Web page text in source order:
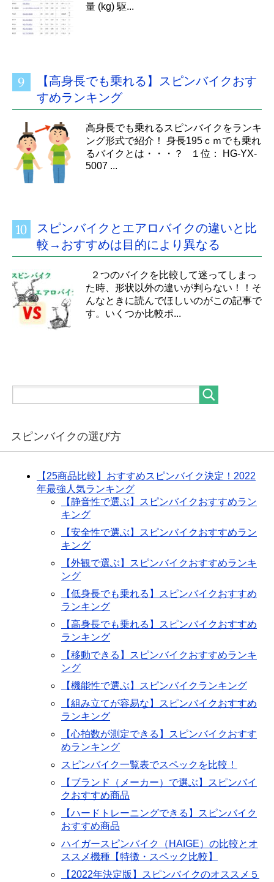
量 (kg) 駆...
【高身長でも乗れる】スピンバイクおす
すめランキング
高身長でも乗れるスピンバイクをランキ
ング形式で紹介！ 身長195ｃｍでも乗れ
るバイクとは・・・？ １位： HG-YX-
5007 ...
スピンバイクとエアロバイクの違いと比
較→おすすめは目的により異なる
２つのバイクを比較して迷ってしまっ
た時、形状以外の違いが判らない！！そ
んなときに読んでほしいのがこの記事で
す。いくつか比較ポ...
スピンバイクの選び方
【25商品比較】おすすめスピンバイク決定！2022
年最強人気ランキング
【静音性で選ぶ】スピンバイクおすすめラン
キング
【安全性で選ぶ】スピンバイクおすすめラン
キング
【外観で選ぶ】スピンバイクおすすめランキ
ング
【低身長でも乗れる】スピンバイクおすすめ
ランキング
【高身長でも乗れる】スピンバイクおすすめ
ランキング
【移動できる】スピンバイクおすすめランキ
ング
【機能性で選ぶ】スピンバイクランキング
【組み立てが容易な】スピンバイクおすすめ
ランキング
【心拍数が測定できる】スピンバイクおすす
めランキング
スピンバイク一覧表でスペックを比較！
【ブランド（メーカー）で選ぶ】スピンバイ
クおすすめ商品
【ハードトレーニングできる】スピンバイク
おすすめ商品
ハイガースピンバイク（HAIGE）の比較とオ
ススメ機種【特徴・スペック比較】
【2022年決定版】スピンバイクのオススメ５